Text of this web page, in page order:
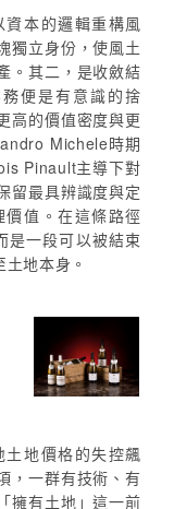
本的邏輯重構風
獨立身份，使風土
。其二，是收斂結
便是有意識的捨
高的價值密度與更
Michele時期
Pinault主導下對
留最具辨識度與定
值。在這條路徑
是一段可以被結束
地本身。
地價格的失控飆
，一群有技術、有
擁有土地」這一前